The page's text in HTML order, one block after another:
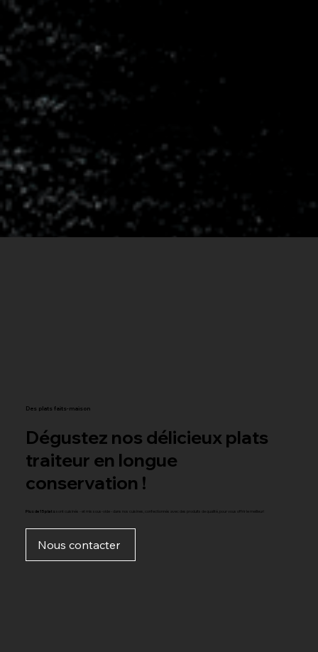
Des plats faits-maison
Dégustez nos délicieux plats
traiteur en longue
conservation !
Plus de 15 plats sont cuisinés - et mis sous-vide - dans nos cuisines, confectionnés avec des produits de qualité, pour vous offrir le meilleur!
Nous contacter